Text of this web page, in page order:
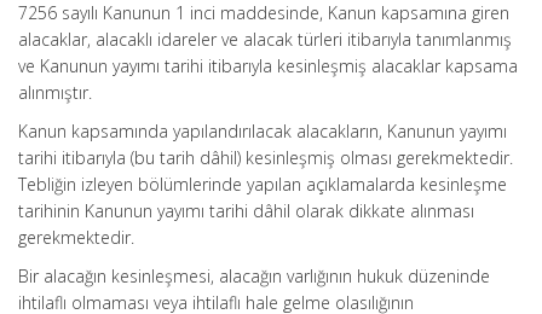
7256 sayılı Kanunun 1 inci maddesinde, Kanun kapsamına giren
alacaklar, alacaklı idareler ve alacak türleri itibarıyla tanımlanmış
ve Kanunun yayımı tarihi itibarıyla kesinleşmiş alacaklar kapsama
alınmıştır.
Kanun kapsamında yapılandırılacak alacakların, Kanunun yayımı
tarihi itibarıyla (bu tarih dâhil) kesinleşmiş olması gerekmektedir.
Tebliğin izleyen bölümlerinde yapılan açıklamalarda kesinleşme
tarihinin Kanunun yayımı tarihi dâhil olarak dikkate alınması
gerekmektedir.
Bir alacağın kesinleşmesi, alacağın varlığının hukuk düzeninde
ihtilaflı olmaması veya ihtilaflı hale gelme olasılığının